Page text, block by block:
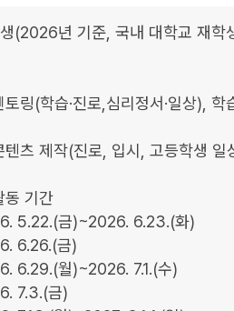
(2026년 기준, 국내 대학교 재학
동 기간